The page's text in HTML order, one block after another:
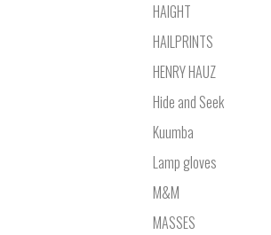
HAIGHT
HAILPRINTS
HENRY HAUZ
Hide and Seek
Kuumba
Lamp gloves
M&M
MASSES